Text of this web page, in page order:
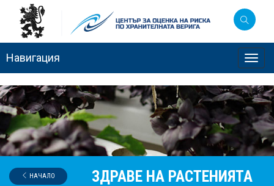
Навигация
ЗДРАВЕ НА РАСТЕНИЯТА
НАЧАЛО